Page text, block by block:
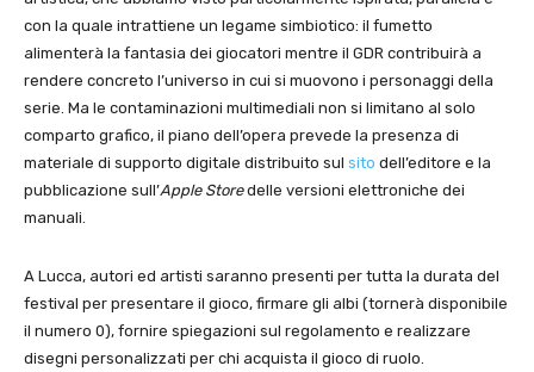
con la quale intrattiene un legame simbiotico: il fumetto
alimenterà la fantasia dei giocatori mentre il GDR contribuirà a
rendere concreto l’universo in cui si muovono i personaggi della
serie. Ma le contaminazioni multimediali non si limitano al solo
comparto grafico, il piano dell’opera prevede la presenza di
materiale di supporto digitale distribuito sul sito dell’editore e la
pubblicazione sull’Apple Storedelle versioni elettroniche dei
manuali.
A Lucca, autori ed artisti saranno presenti per tutta la durata del
festival per presentare il gioco, firmare gli albi (tornerà disponibile
il numero 0), fornire spiegazioni sul regolamento e realizzare
disegni personalizzati per chi acquista il gioco di ruolo.